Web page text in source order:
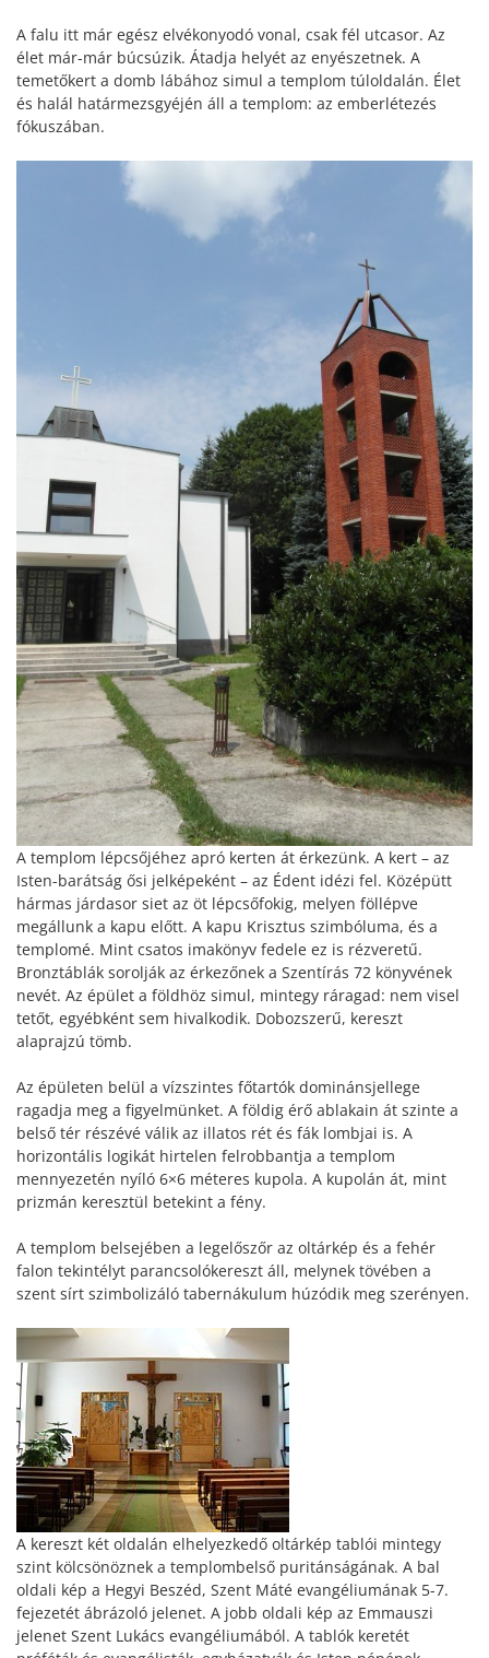
A falu itt már egész elvékonyodó vonal, csak fél utcasor. Az
élet már-már búcsúzik. Átadja helyét az enyészetnek. A
temetőkert a domb lábához simul a templom túloldalán. Élet
és halál határmezsgyéjén áll a templom: az emberlétezés
fókuszában.
A templom lépcsőjéhez apró kerten át érkezünk. A kert – az
Isten-barátság ősi jelképeként – az Édent idézi fel. Középütt
hármas járdasor siet az öt lépcsőfokig, melyen föllépve
megállunk a kapu előtt. A kapu Krisztus szimbóluma, és a
templomé. Mint csatos imakönyv fedele ez is rézveretű.
Bronztáblák sorolják az érkezőnek a Szentírás 72 könyvének
nevét. Az épület a földhöz simul, mintegy ráragad: nem visel
tetőt, egyébként sem hivalkodik. Dobozszerű, kereszt
alaprajzú tömb.
Az épületen belül a vízszintes főtartók dominánsjellege
ragadja meg a figyelmünket. A földig érő ablakain át szinte a
belső tér részévé válik az illatos rét és fák lombjai is. A
horizontális logikát hirtelen felrobbantja a templom
mennyezetén nyíló 6×6 méteres kupola. A kupolán át, mint
prizmán keresztül betekint a fény.
A templom belsejében a legelőszőr az oltárkép és a fehér
falon tekintélyt parancsolókereszt áll, melynek tövében a
szent sírt szimbolizáló tabernákulum húzódik meg szerényen.
A kereszt két oldalán elhelyezkedő oltárkép tablói mintegy
szint kölcsönöznek a templombelső puritánságának. A bal
oldali kép a Hegyi Beszéd, Szent Máté evangéliumának 5-7.
fejezetét ábrázoló jelenet. A jobb oldali kép az Emmauszi
jelenet Szent Lukács evangéliumából. A tablók keretét